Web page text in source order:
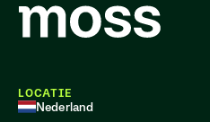
LOCATIE
Nederland